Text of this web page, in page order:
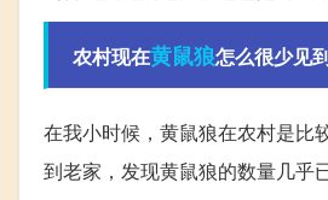
农村现在黄鼠狼怎么很少见
在我小时候，黄鼠狼在农村是比
到老家，发现黄鼠狼的数量几乎